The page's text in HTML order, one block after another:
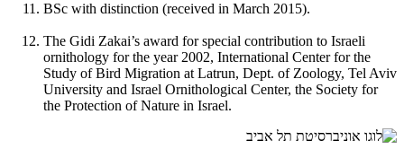
BSc with distinction (received in March 2015).
The Gidi Zakai’s award for special contribution to Israeli
ornithology for the year 2002, International Center for the
Study of Bird Migration at Latrun, Dept. of Zoology, Tel Aviv
University and Israel Ornithological Center, the Society for
the Protection of Nature in Israel.